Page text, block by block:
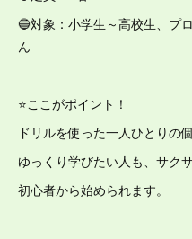
🔵対象：小学生～高校生、プ
ん
⭐ここがポイント！
ドリルを使った一人ひとりの
ゆっくり学びたい人も、サク
初心者から始められます。